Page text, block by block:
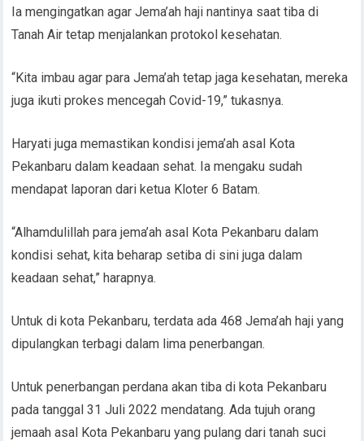
Ia mengingatkan agar Jema’ah haji nantinya saat tiba di
Tanah Air tetap menjalankan protokol kesehatan.
“Kita imbau agar para Jema’ah tetap jaga kesehatan, mereka
juga ikuti prokes mencegah Covid-19,” tukasnya.
Haryati juga memastikan kondisi jema’ah asal Kota
Pekanbaru dalam keadaan sehat. Ia mengaku sudah
mendapat laporan dari ketua Kloter 6 Batam.
“Alhamdulillah para jema’ah asal Kota Pekanbaru dalam
kondisi sehat, kita beharap setiba di sini juga dalam
keadaan sehat,” harapnya.
Untuk di kota Pekanbaru, terdata ada 468 Jema’ah haji yang
dipulangkan terbagi dalam lima penerbangan.
Untuk penerbangan perdana akan tiba di kota Pekanbaru
pada tanggal 31 Juli 2022 mendatang. Ada tujuh orang
jemaah asal Kota Pekanbaru yang pulang dari tanah suci